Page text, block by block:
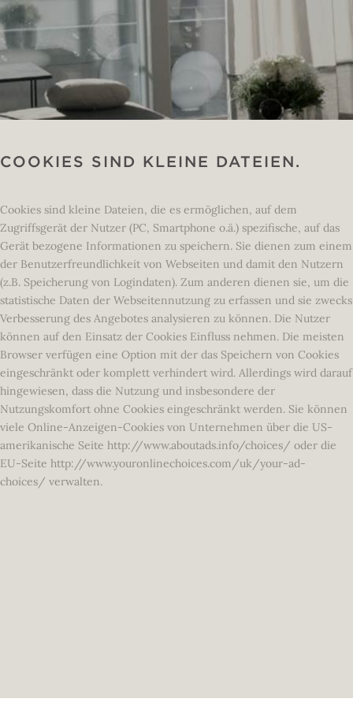
COOKIES SIND KLEINE DATEIEN.
Cookies sind kleine Dateien, die es ermöglichen, auf dem
Zugriffsgerät der Nutzer (PC, Smartphone o.ä.) spezifische, auf das
Gerät bezogene Informationen zu speichern. Sie dienen zum einem
der Benutzerfreundlichkeit von Webseiten und damit den Nutzern
(z.B. Speicherung von Logindaten). Zum anderen dienen sie, um die
statistische Daten der Webseitennutzung zu erfassen und sie zwecks
Verbesserung des Angebotes analysieren zu können. Die Nutzer
können auf den Einsatz der Cookies Einfluss nehmen. Die meisten
Browser verfügen eine Option mit der das Speichern von Cookies
eingeschränkt oder komplett verhindert wird. Allerdings wird darauf
hingewiesen, dass die Nutzung und insbesondere der
Nutzungskomfort ohne Cookies eingeschränkt werden. Sie können
viele Online-Anzeigen-Cookies von Unternehmen über die US-
amerikanische Seite http://www.aboutads.info/choices/ oder die
EU-Seite http://www.youronlinechoices.com/uk/your-ad-
choices/ verwalten.